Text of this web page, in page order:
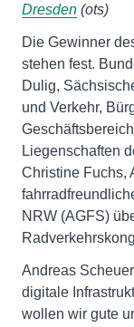
Dresden (ots)
Die Gewinner
stehen fest.
Dulig,
und Verkehr,
Liegenschaften
Christine Fuchs,
NRW (AGFS)
Andreas
digitale
wollen wir gute